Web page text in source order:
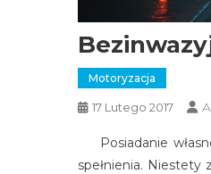
Motoryzacja
17 Lutego 2017
Posiadanie
spełnienia. Niestety